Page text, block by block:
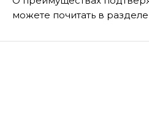
можете почитать в